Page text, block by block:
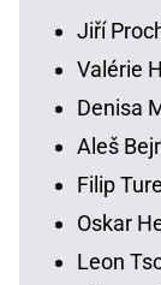
Jiří
Valérie
Denisa
Aleš Bejr
Filip
Oskar
Leon